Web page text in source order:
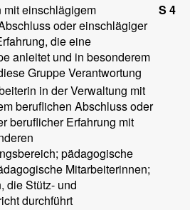
mit einschlägigem
oder einschlägiger
die eine
anleitet und in besonderem
Gruppe Verantwortung
in der Verwaltung mit
beruflichen Abschluss oder
beruflicher Erfahrung mit
pädagogische
Mitarbeiterinnen;
die Stütz- und
durchführt
S 4